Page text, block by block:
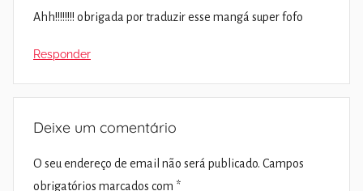
Ahh!!!!!!!! obrigada por traduzir esse mangá super fofo
Responder
Deixe um comentário
O seu endereço de email não será publicado. Campos
obrigatórios marcados com *